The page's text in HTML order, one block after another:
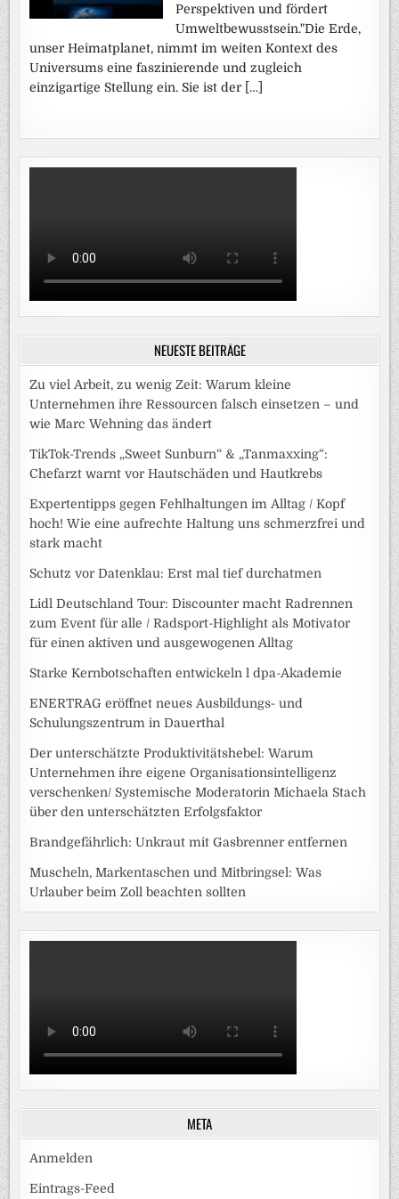
Perspektiven und fördert
Umweltbewusstsein."Die Erde,
unser Heimatplanet, nimmt im weiten Kontext des
Universums eine faszinierende und zugleich
einzigartige Stellung ein. Sie ist der […]
NEUESTE BEITRÄGE
Zu viel Arbeit, zu wenig Zeit: Warum kleine
Unternehmen ihre Ressourcen falsch einsetzen – und
wie Marc Wehning das ändert
TikTok-Trends „Sweet Sunburn“ & „Tanmaxxing“:
Chefarzt warnt vor Hautschäden und Hautkrebs
Expertentipps gegen Fehlhaltungen im Alltag / Kopf
hoch! Wie eine aufrechte Haltung uns schmerzfrei und
stark macht
Schutz vor Datenklau: Erst mal tief durchatmen
Lidl Deutschland Tour: Discounter macht Radrennen
zum Event für alle / Radsport-Highlight als Motivator
für einen aktiven und ausgewogenen Alltag
Starke Kernbotschaften entwickeln l dpa-Akademie
ENERTRAG eröffnet neues Ausbildungs- und
Schulungszentrum in Dauerthal
Der unterschätzte Produktivitätshebel: Warum
Unternehmen ihre eigene Organisationsintelligenz
verschenken/ Systemische Moderatorin Michaela Stach
über den unterschätzten Erfolgsfaktor
Brandgefährlich: Unkraut mit Gasbrenner entfernen
Muscheln, Markentaschen und Mitbringsel: Was
Urlauber beim Zoll beachten sollten
META
Anmelden
Eintrags-Feed